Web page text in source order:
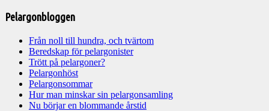
Pelargonbloggen
Från noll till hundra, och tvärtom
Beredskap för pelargonister
Trött på pelargoner?
Pelargonhöst
Pelargonsommar
Hur man minskar sin pelargonsamling
Nu börjar en blommande årstid